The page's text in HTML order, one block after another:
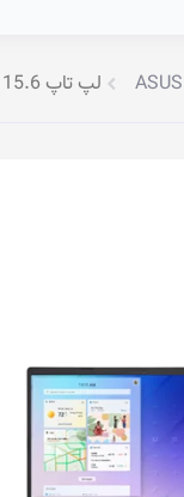
لپ تاپ 15.6 اینچ ایسوس مدل E510MA-BR1503